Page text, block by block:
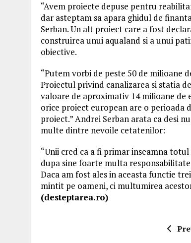
“Avem proiecte depuse pentru
dar asteptam sa apara ghidul de
Serban. Un alt proiect care a fost
construirea unui aqualand si a unui
obiective.
“Putem vorbi de peste 50 de milioane
Proiectul privind canalizarea si statia
valoare de aproximativ 14 milioane de
orice proiect european are o perioada
proiect.” Andrei Serban arata ca desi
multe dintre nevoile cetatenilor:
“Unii cred ca a fi primar inseamna
dupa sine foarte multa
Daca am fost ales in aceasta functie
mintit pe oameni, ci multumirea
(desteptarea.ro)